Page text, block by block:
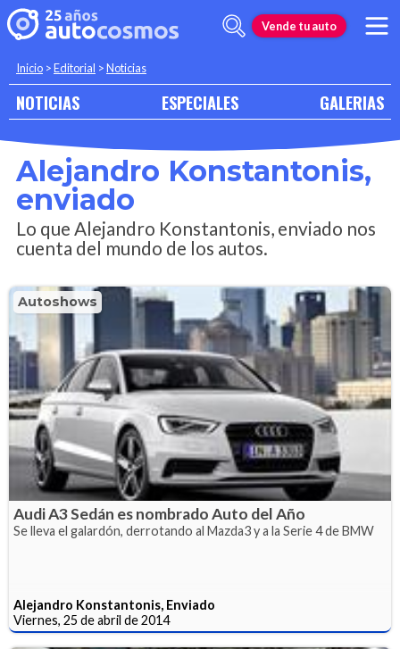
Vende tu auto
Inicio >Editorial >Noticias
NOTICIAS ESPECIALES GALERIAS
Alejandro Konstantonis,
enviado
Lo que Alejandro Konstantonis, enviado nos
cuenta del mundo de los autos.
Autoshows
Audi A3 Sedán es nombrado Auto del Año
Se lleva el galardón, derrotando al Mazda3 y a la Serie 4 de BMW
Alejandro Konstantonis, Enviado
Viernes, 25 de abril de 2014